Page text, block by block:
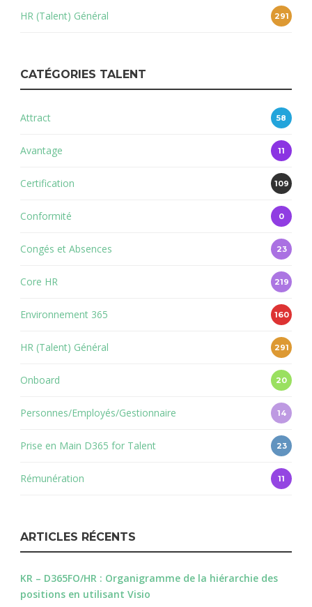
HR (Talent) Général 291
CATÉGORIES TALENT
Attract 58
Avantage 11
Certification 109
Conformité 0
Congés et Absences 23
Core HR 219
Environnement 365 160
HR (Talent) Général 291
Onboard 20
Personnes/Employés/Gestionnaire 14
Prise en Main D365 for Talent 23
Rémunération 11
ARTICLES RÉCENTS
KR – D365FO/HR : Organigramme de la hiérarchie des
positions en utilisant Visio